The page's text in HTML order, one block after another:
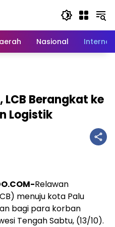
Nasional
Berangkat ke
Logistik
Relawan
menuju kota Palu
bagi para korban
Tengah Sabtu, (13/10).